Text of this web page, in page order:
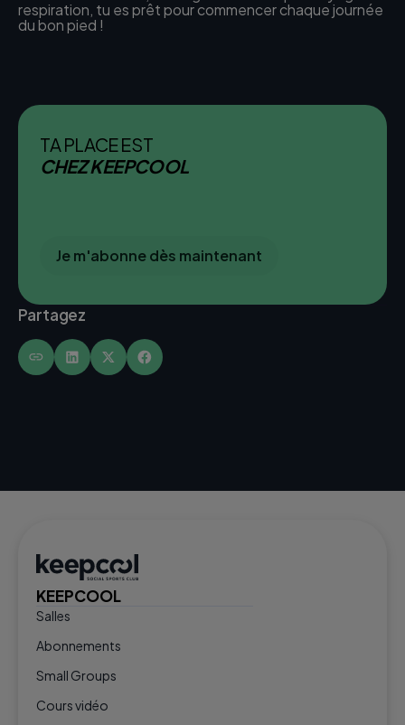
TA PLACE EST
CHEZ KEEPCOOL
Je m'abonne dès maintenant
Partagez
respiration, tu es prêt pour commencer chaque journée
du bon pied !
KEEPCOOL
Salles
Abonnements
Small Groups
Cours vidéo